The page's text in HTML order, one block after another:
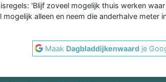
'Blijf zoveel mogelijk thuis werken
alleen en neem die anderhalve meter
Maak Dagbladdijkenwaard je